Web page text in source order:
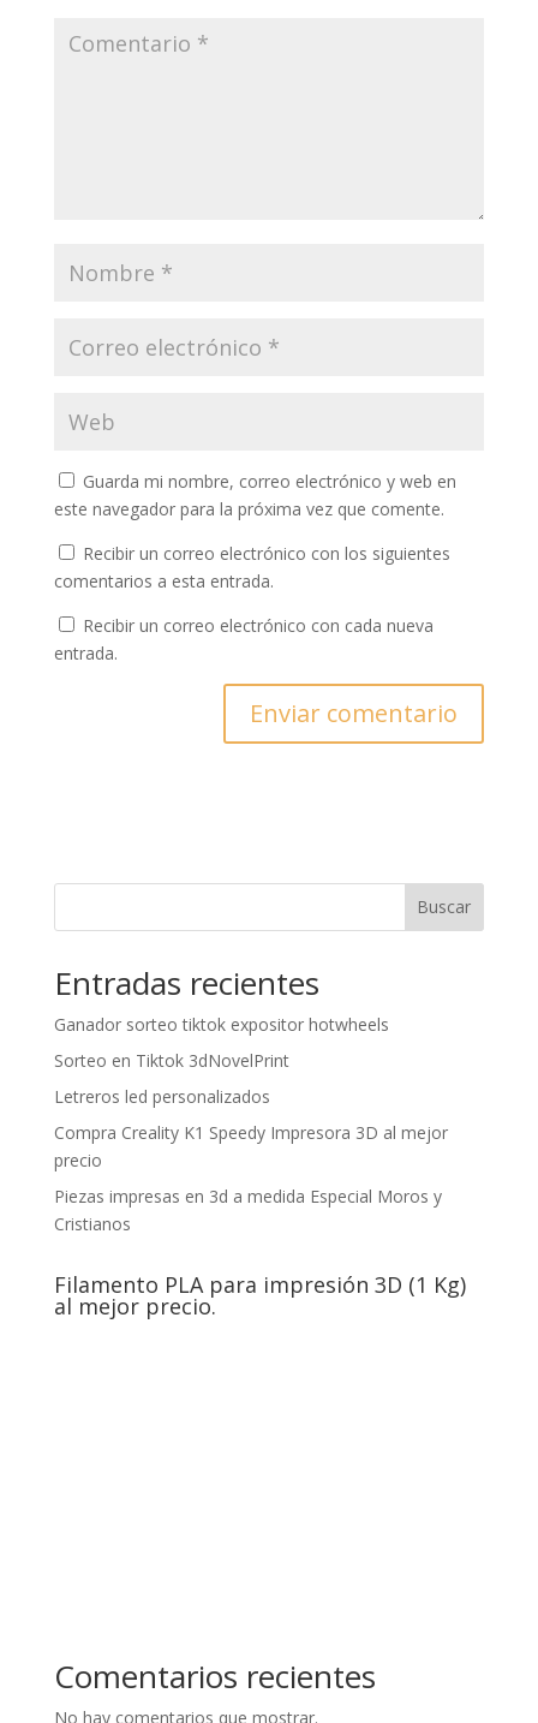
Guarda mi nombre, correo electrónico y web en
este navegador para la próxima vez que comente.
Recibir un correo electrónico con los siguientes
comentarios a esta entrada.
Recibir un correo electrónico con cada nueva
entrada.
Buscar
Entradas recientes
Ganador sorteo tiktok expositor hotwheels
Sorteo en Tiktok 3dNovelPrint
Letreros led personalizados
Compra Creality K1 Speedy Impresora 3D al mejor
precio
Piezas impresas en 3d a medida Especial Moros y
Cristianos
Filamento PLA para impresión 3D (1 Kg)
al mejor precio.
Comentarios recientes
No hay comentarios que mostrar.